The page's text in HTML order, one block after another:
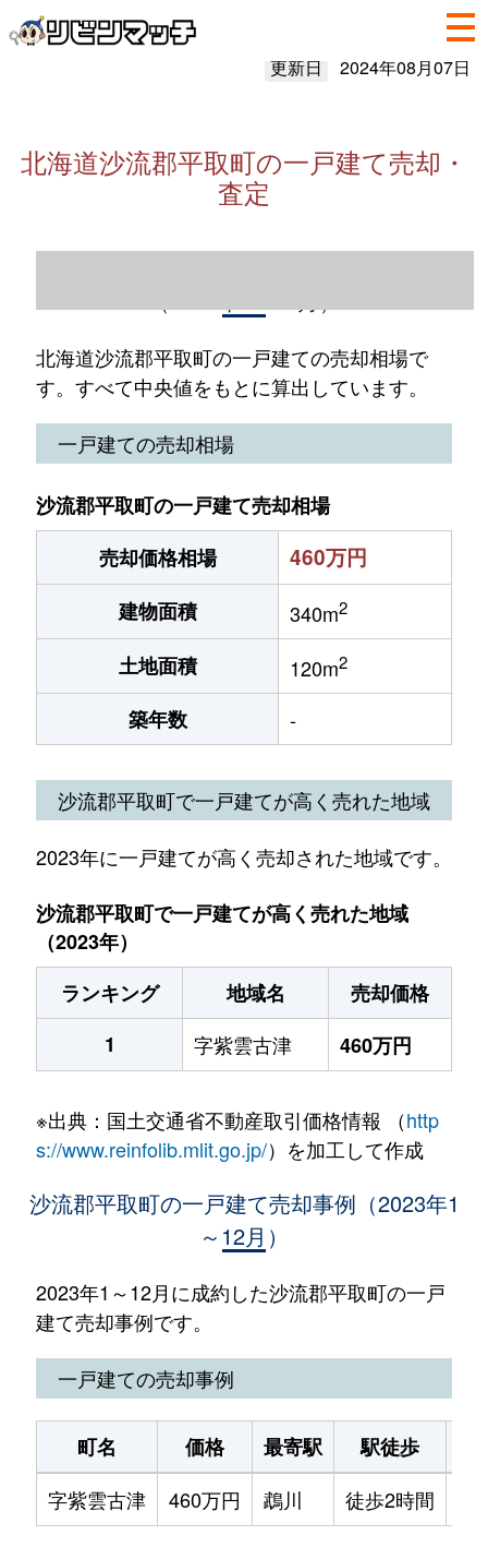
更新日 2024年08月07日
北海道沙流郡平取町の一戸建て売却・
査定
北海道沙流郡平取町の一戸建ての売却相場で
す。すべて中央値をもとに算出しています。
一戸建ての売却相場
沙流郡平取町の一戸建て売却相場
売却価格相場
460万円
建物面積 340m2
土地面積 120m2
築年数 -
沙流郡平取町で一戸建てが高く売れた地域
2023年に一戸建てが高く売却された地域です。
沙流郡平取町で一戸建てが高く売れた地域
（2023年）
ランキング
地域名
売却価格
1
字紫雲古津 460万円
※出典：国土交通省不動産取引価格情報 （http
s://www.reinfolib.mlit.go.jp/）を加工して作成
沙流郡平取町の一戸建て売却事例（2023年1
～12月）
2023年1～12月に成約した沙流郡平取町の一戸
建て売却事例です。
一戸建ての売却事例
町名 価格 最寄駅 駅徒歩
字紫雲古津
460万円 鵡川 徒歩2時間